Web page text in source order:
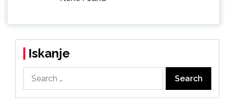
Iskanje
for: